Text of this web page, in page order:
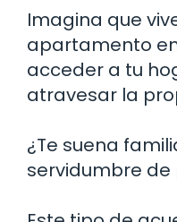
Imagina que
apartamento
acceder a tu
atravesar la
¿Te suena
servidumbre de